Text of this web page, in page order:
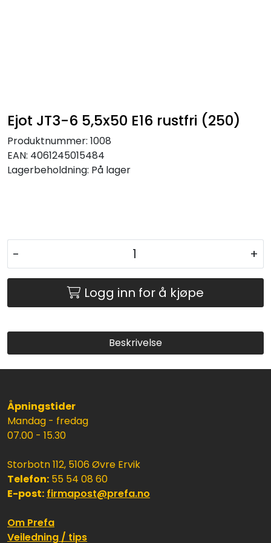
Ejot JT3-6 5,5x50 E16 rustfri (250)
Produktnummer: 1008
EAN: 4061245015484
Lagerbeholdning: På lager
- +
Logg inn for å kjøpe
Beskrivelse
Åpningstider
Mandag - fredag
07.00 - 15.30
Storbotn 112, 5106 Øvre Ervik
Telefon: 55 54 08 60
E-post: firmapost@prefa.no
Om Prefa
Veiledning / tips